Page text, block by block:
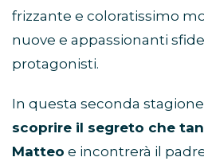
frizzante e coloratissimo
nuove e appassionanti
protagonisti.
In questa seconda
scoprire il segreto che
Matteo e incontrerà il